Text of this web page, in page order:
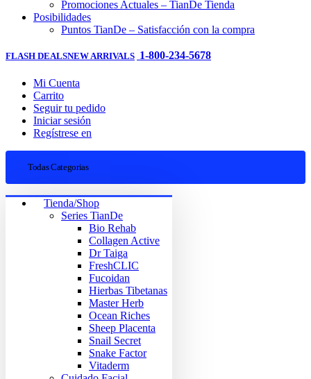
Promociones Actuales – TianDe Tienda
Posibilidades
Puntos TianDe – Satisfacción con la compra
FLASH DEALSNEW ARRIVALS 1-800-234-5678
Mi Cuenta
Carrito
Seguir tu pedido
Iniciar sesión
Regístrese en
Todas Categorias
Tienda/Shop
Series TianDe
Bio Rehab
Collagen Active
Dr Taiga
FreshCLIC
Fucoidan
Hierbas Tibetanas
Master Herb
Ocean Riches
Sheep Placenta
Snail Secret
Snake Factor
Vitaderm